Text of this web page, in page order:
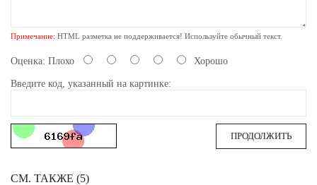
Примечание: HTML разметка не поддерживается! Используйте обычный текст.
Оценка: Плохо Хорошо
Введите код, указанный на картинке:
ПРОДОЛЖИТЬ
СМ. ТАКЖЕ (5)